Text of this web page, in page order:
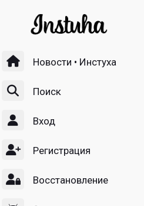
Новости • Инстуха
Поиск
Вход
Регистрация
Восстановление